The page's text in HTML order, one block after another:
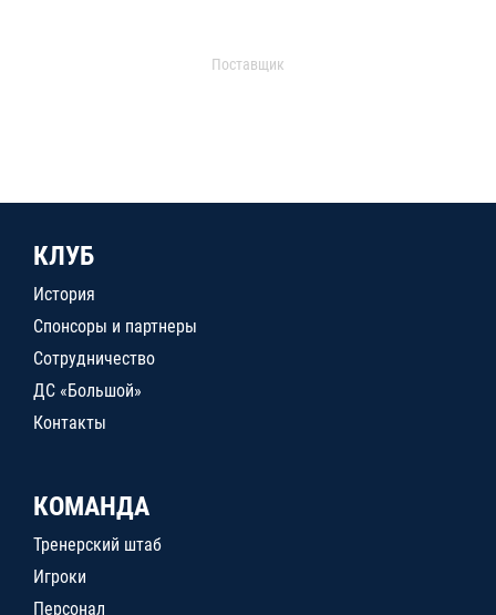
Поставщик
КЛУБ
История
Спонсоры и партнеры
Сотрудничество
ДС «Большой»
Контакты
КОМАНДА
Тренерский штаб
Игроки
Персонал